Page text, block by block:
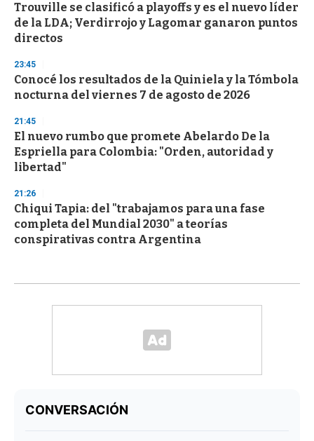
Trouville se clasificó a playoffs y es el nuevo líder
de la LDA; Verdirrojo y Lagomar ganaron puntos
directos
23:45
Conocé los resultados de la Quiniela y la Tómbola
nocturna del viernes 7 de agosto de 2026
21:45
El nuevo rumbo que promete Abelardo De la
Espriella para Colombia: "Orden, autoridad y
libertad"
21:26
Chiqui Tapia: del "trabajamos para una fase
completa del Mundial 2030" a teorías
conspirativas contra Argentina